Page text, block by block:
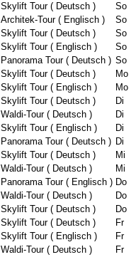
Skylift Tour ( Deutsch )
So
Architek-Tour ( Englisch )
So
Skylift Tour ( Deutsch )
So
Skylift Tour ( Englisch )
So
Panorama Tour ( Deutsch ) So
Skylift Tour ( Deutsch )
Mo
Skylift Tour ( Englisch )
Mo
Skylift Tour ( Deutsch )
Di
Waldi-Tour ( Deutsch )
Di
Skylift Tour ( Englisch )
Di
Panorama Tour ( Deutsch ) Di
Skylift Tour ( Deutsch )
Mi
Waldi-Tour ( Deutsch )
Mi
Panorama Tour ( Englisch ) Do
Waldi-Tour ( Deutsch )
Do
Skylift Tour ( Deutsch )
Do
Skylift Tour ( Deutsch )
Fr
Skylift Tour ( Englisch )
Fr
Waldi-Tour ( Deutsch )
Fr